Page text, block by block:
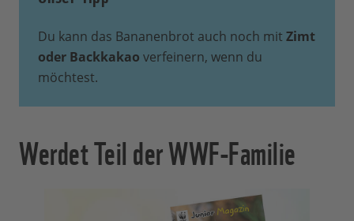
Du kann das Bananenbrot auch noch mit Zimt
oder Backkakao verfeinern, wenn du
möchtest.
Werdet Teil der WWF-Familie